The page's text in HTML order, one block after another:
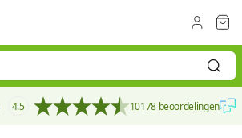
4.5 10178 beoordelingen